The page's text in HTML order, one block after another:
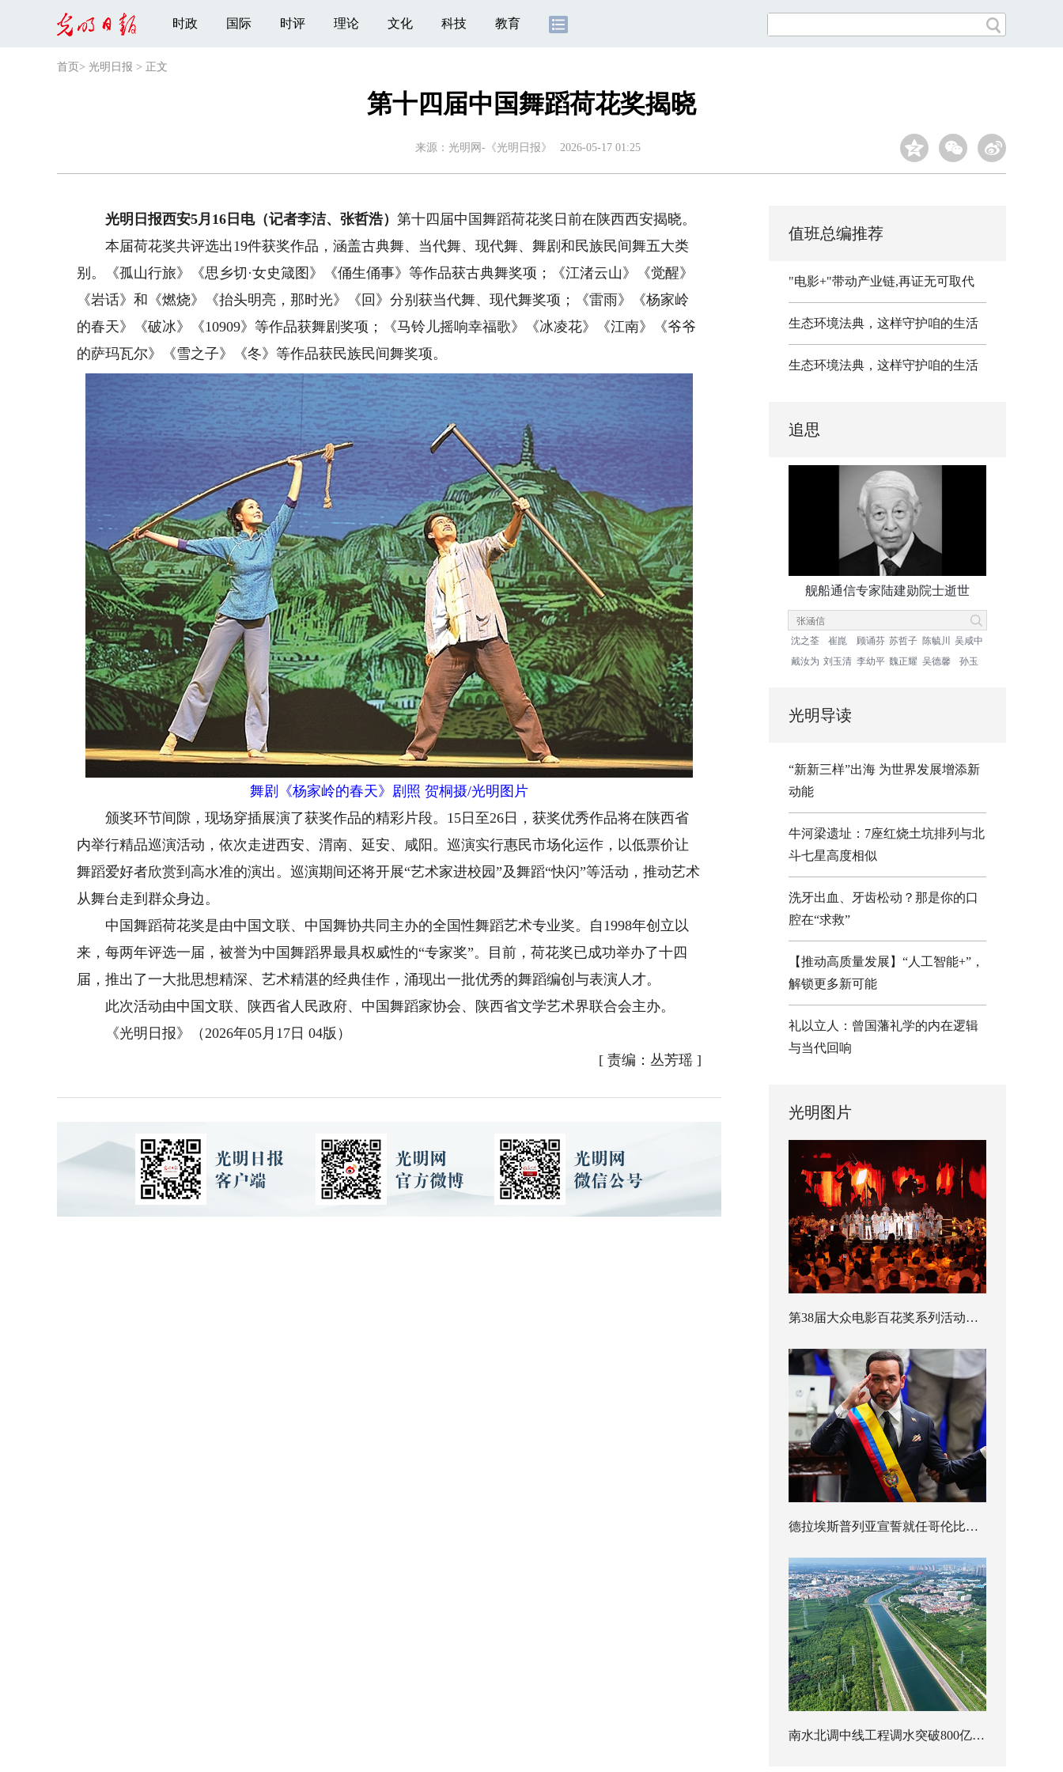
时政 国际 时评 理论 文化 科技 教育
首页 > 光明日报 > 正文
第十四届中国舞蹈荷花奖揭晓
来源： 光明网-《光明日报》 2026-05-17 01:25
光明日报西安5月16日电（记者李洁、张哲浩）第十四届中国舞蹈荷花奖日前在陕西西安揭晓。
本届荷花奖共评选出19件获奖作品，涵盖古典舞、当代舞、现代舞、舞剧和民族民间舞五大类
别。《孤山行旅》《思乡切·女史箴图》《俑生俑事》等作品获古典舞奖项；《江渚云山》《觉醒》
《岩话》和《燃烧》《抬头明亮，那时光》《回》分别获当代舞、现代舞奖项；《雷雨》《杨家岭
的春天》《破冰》《10909》等作品获舞剧奖项；《马铃儿摇响幸福歌》《冰凌花》《江南》《爷爷
的萨玛瓦尔》《雪之子》《冬》等作品获民族民间舞奖项。
舞剧《杨家岭的春天》剧照 贺桐摄/光明图片
颁奖环节间隙，现场穿插展演了获奖作品的精彩片段。15日至26日，获奖优秀作品将在陕西省
内举行精品巡演活动，依次走进西安、渭南、延安、咸阳。巡演实行惠民市场化运作，以低票价让
舞蹈爱好者欣赏到高水准的演出。巡演期间还将开展“艺术家进校园”及舞蹈“快闪”等活动，推动艺术
从舞台走到群众身边。
中国舞蹈荷花奖是由中国文联、中国舞协共同主办的全国性舞蹈艺术专业奖。自1998年创立以
来，每两年评选一届，被誉为中国舞蹈界最具权威性的“专家奖”。目前，荷花奖已成功举办了十四
届，推出了一大批思想精深、艺术精湛的经典佳作，涌现出一批优秀的舞蹈编创与表演人才。
此次活动由中国文联、陕西省人民政府、中国舞蹈家协会、陕西省文学艺术界联合会主办。
《光明日报》（2026年05月17日 04版）
[ 责编：丛芳瑶]
值班总编推荐
"电影+"带动产业链,再证无可取代
生态环境法典，这样守护咱的生活
生态环境法典，这样守护咱的生活
追思
舰船通信专家陆建勋院士逝世
沈之荃 崔崑 顾诵芬 苏哲子 陈毓川
吴咸中
戴汝为 刘玉清 李幼平 魏正耀 吴德馨 孙玉
光明导读
“新新三样”出海 为世界发展增添新
动能
牛河梁遗址：7座红烧土坑排列与北
斗七星高度相似
洗牙出血、牙齿松动？那是你的口
腔在“求救”
【推动高质量发展】“人工智能+”，
解锁更多新可能
礼以立人：曾国藩礼学的内在逻辑
与当代回响
光明图片
第38届大众电影百花奖系列活动开幕
德拉埃斯普列亚宣誓就任哥伦比亚总统
南水北调中线工程调水突破800亿立方米